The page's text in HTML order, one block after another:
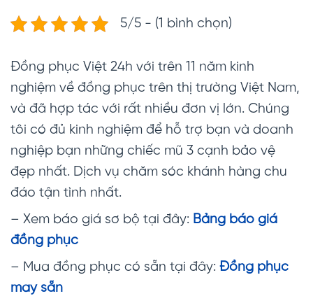
5/5 - (1 bình chọn)
Đồng phục Việt 24h với trên 11 năm kinh
nghiệm về đồng phục trên thị trường Việt Nam,
và đã hợp tác với rất nhiều đơn vị lớn. Chúng
tôi có đủ kinh nghiệm để hỗ trợ bạn và doanh
nghiệp bạn những chiếc mũ 3 cạnh bảo vệ
đẹp nhất. Dịch vụ chăm sóc khánh hàng chu
đáo tận tình nhất.
– Xem báo giá sơ bộ tại đây: Bảng báo giá
đồng phục
– Mua đồng phục có sẵn tại đây: Đồng phục
may sẵn